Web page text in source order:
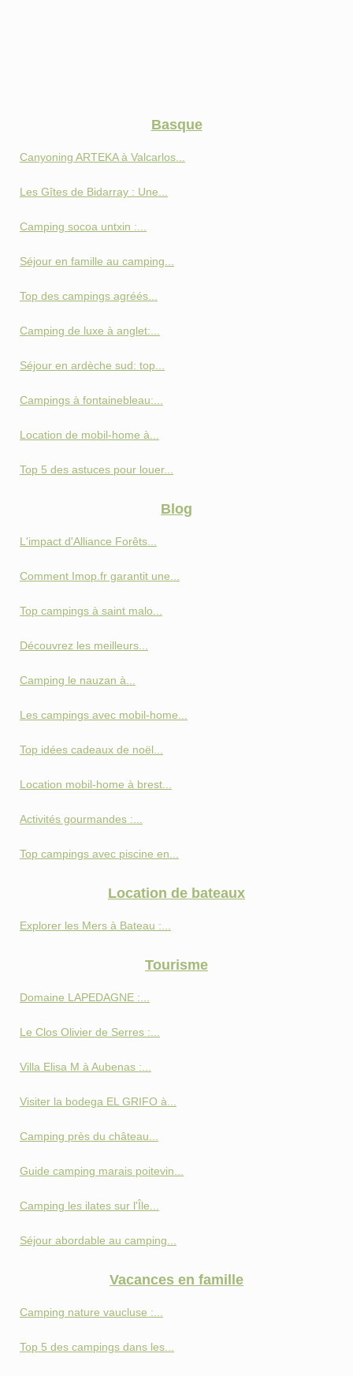
Basque
Canyoning ARTEKA à Valcarlos...
Les Gîtes de Bidarray : Une...
Camping socoa untxin :...
Séjour en famille au camping...
Top des campings agréés...
Camping de luxe à anglet:...
Séjour en ardèche sud: top...
Campings à fontainebleau:...
Location de mobil-home à...
Top 5 des astuces pour louer...
Blog
L'impact d'Alliance Forêts...
Comment Imop.fr garantit une...
Top campings à saint malo...
Découvrez les meilleurs...
Camping le nauzan à...
Les campings avec mobil-home...
Top idées cadeaux de noël...
Location mobil-home à brest...
Activités gourmandes :...
Top campings avec piscine en...
Location de bateaux
Explorer les Mers à Bateau :...
Tourisme
Domaine LAPEDAGNE :...
Le Clos Olivier de Serres :...
Villa Elisa M à Aubenas :...
Visiter la bodega EL GRIFO à...
Camping près du château...
Guide camping marais poitevin...
Camping les ilates sur l'Île...
Séjour abordable au camping...
Vacances en famille
Camping nature vaucluse :...
Top 5 des campings dans les...